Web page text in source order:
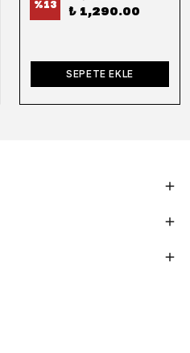
%13 ₺ 1,290.00
SEPETE EKLE